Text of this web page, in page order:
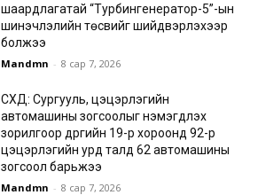
шаардлагатай “Турбингенератор-5”-ын
шинэчлэлийн төсвийг шийдвэрлэхээр
болжээ
Mandmn - 8 сар 7, 2026
СХД: Сургууль, цэцэрлэгийн
автомашины зогсоолыг нэмэгдүүлэх
зорилгоор дүүргийн 19-р хороонд 92-р
цэцэрлэгийн урд талд 62 автомашины
зогсоол барьжээ
Mandmn - 8 сар 7, 2026